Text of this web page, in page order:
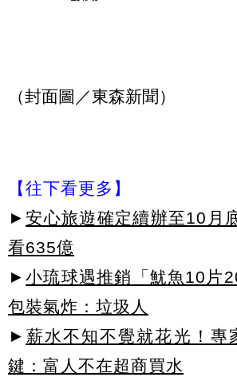
（封面圖／東森新聞）
【往下看更多】
► 安心旅遊確定續辦至10月
看635億
► 小琉球遇推銷「魷魚10片
包裝氣炸：垃圾人
► 薪水不知不覺就花光！專
鍵：富人不在超商買水